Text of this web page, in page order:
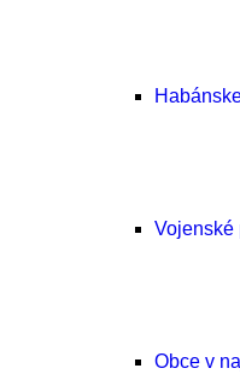
Vojenské
Obce v